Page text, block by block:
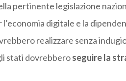
pertinente legislazione
digitale e la
realizzare senza
stati dovrebberoseguire la